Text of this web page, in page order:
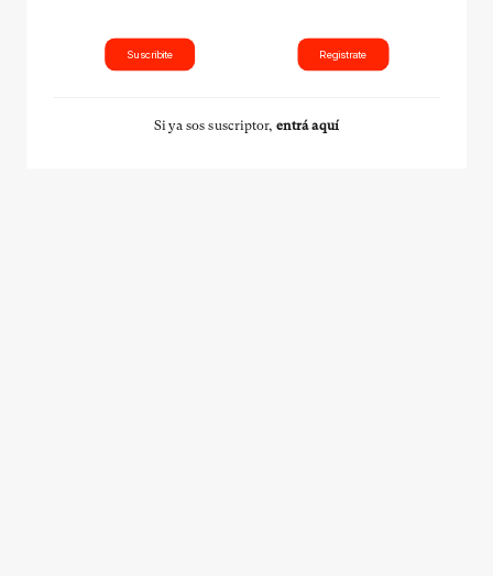
Suscribite Registrate
Si ya sos suscriptor, entrá aquí